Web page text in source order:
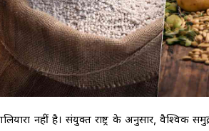
नहीं है। संयुक्त राष्ट्र के अनुसार, वैश्विक